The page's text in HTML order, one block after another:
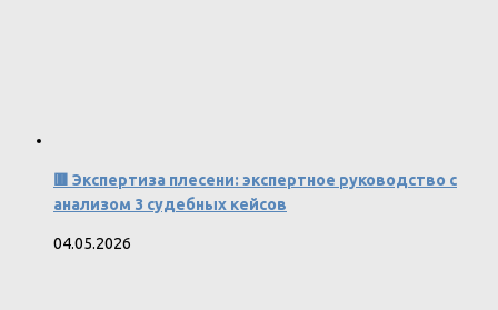
🟥 Экспертиза плесени: экспертное руководство с
анализом 3 судебных кейсов
04.05.2026